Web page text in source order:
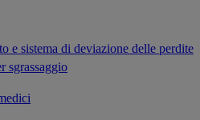
e sistema di deviazione delle perdite
sgrassaggio